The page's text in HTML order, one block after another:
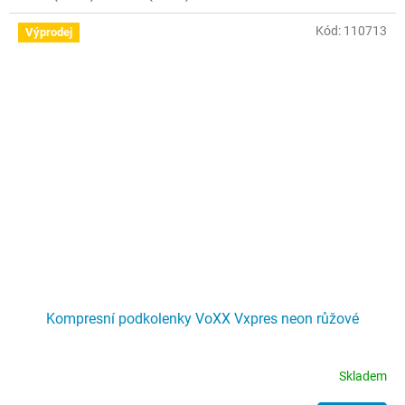
Výprodej
Kompresní podkolenky VoXX Vxpres neon růžové
Skladem
Kód: 110713